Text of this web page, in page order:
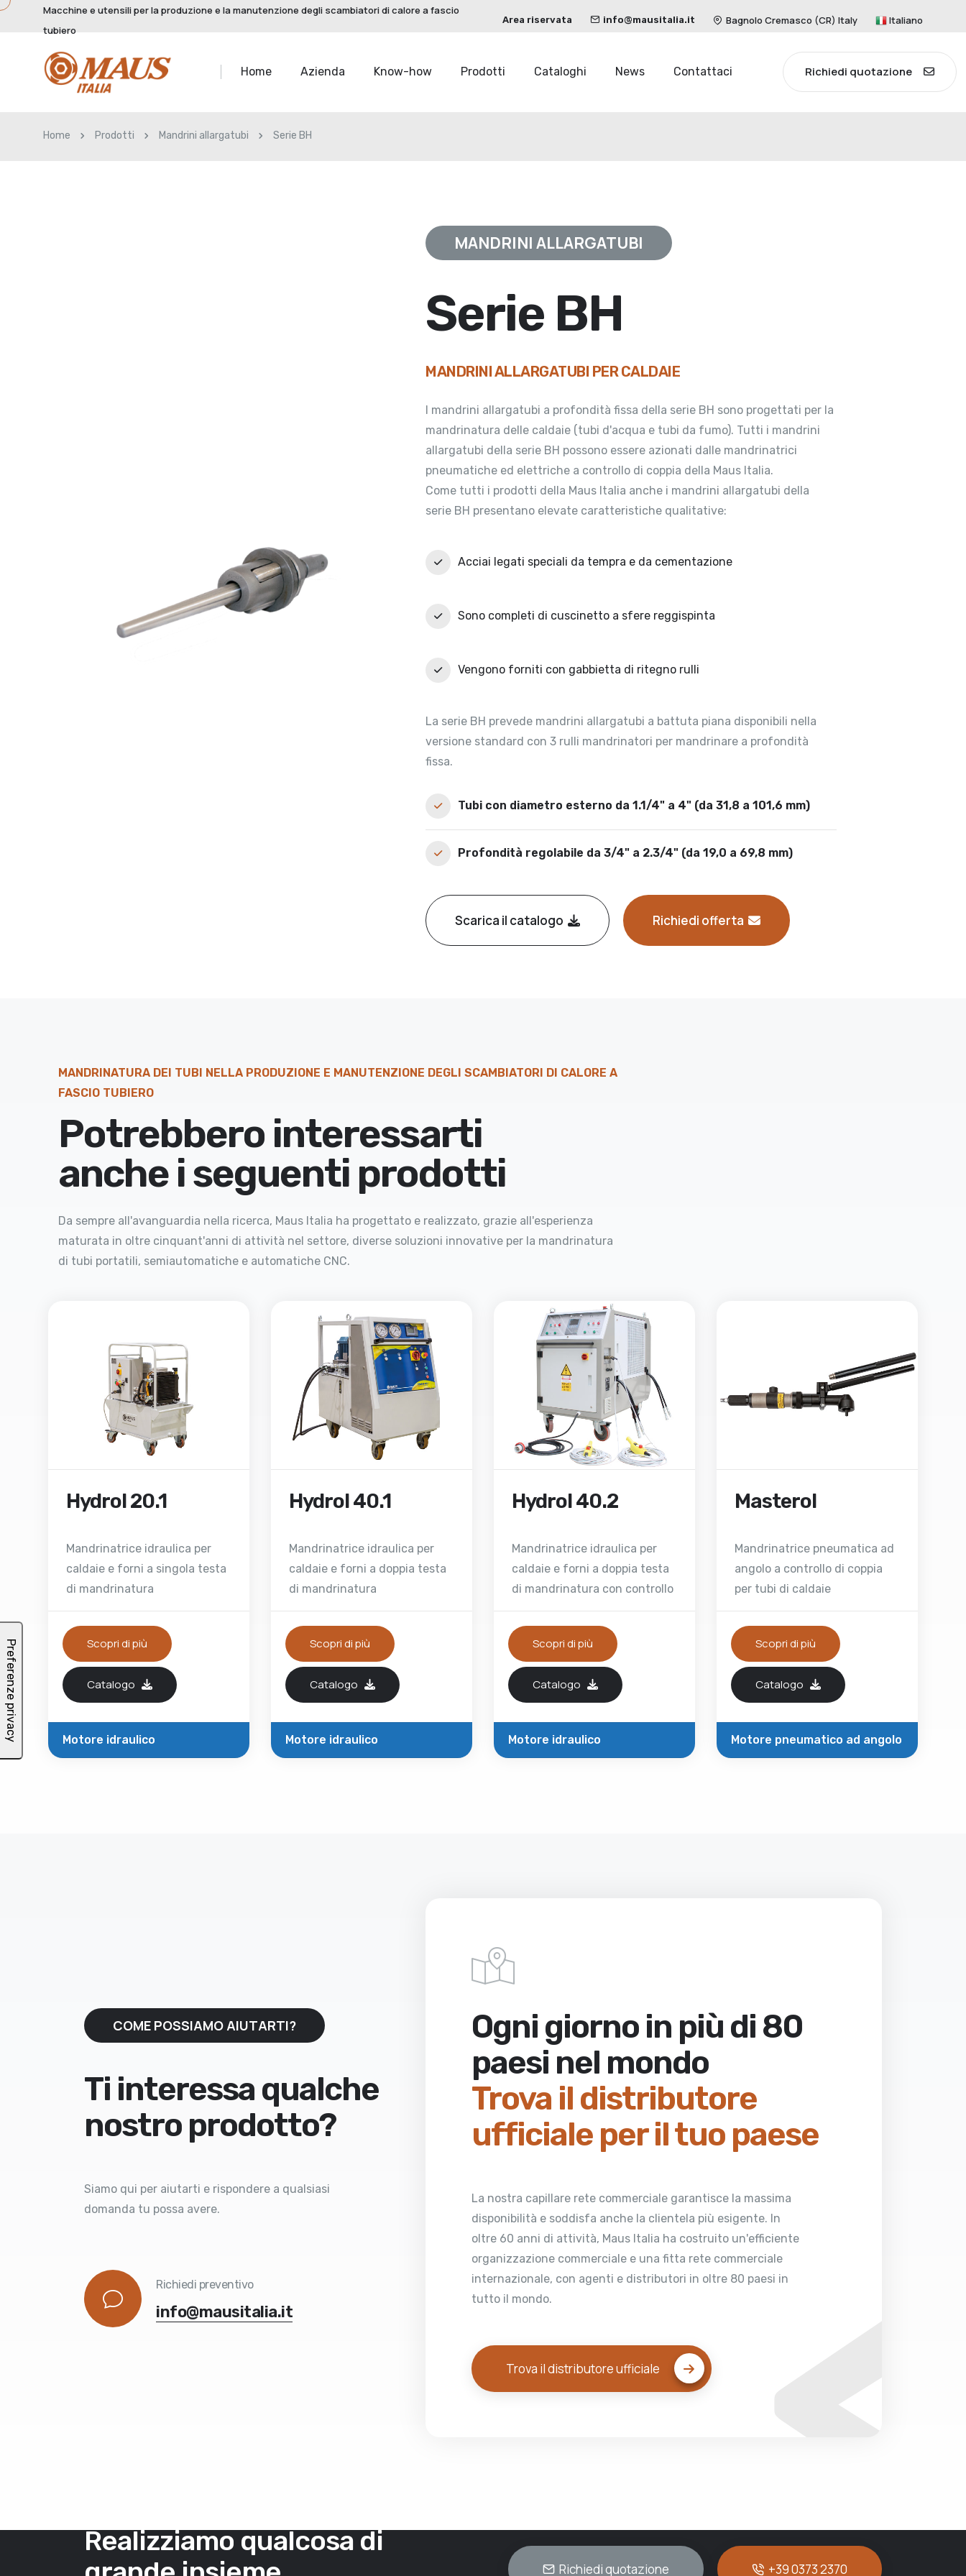
Macchine e utensili per la produzione e la manutenzione degli scambiatori di calore a fascio
tubiero
Area riservata info@mausitalia.it Bagnolo Cremasco (CR) Italy Italiano
Home Azienda Know-how Prodotti Cataloghi News Contattaci Richiedi quotazione
Home Prodotti Mandrini allargatubi Serie BH
MANDRINI ALLARGATUBI
Serie BH
MANDRINI ALLARGATUBI PER CALDAIE
I mandrini allargatubi a profondità fissa della serie BH sono progettati per la
mandrinatura delle caldaie (tubi d'acqua e tubi da fumo). Tutti i mandrini
allargatubi della serie BH possono essere azionati dalle mandrinatrici
pneumatiche ed elettriche a controllo di coppia della Maus Italia.
Come tutti i prodotti della Maus Italia anche i mandrini allargatubi della
serie BH presentano elevate caratteristiche qualitative:
Acciai legati speciali da tempra e da cementazione
Sono completi di cuscinetto a sfere reggispinta
Vengono forniti con gabbietta di ritegno rulli
La serie BH prevede mandrini allargatubi a battuta piana disponibili nella
versione standard con 3 rulli mandrinatori per mandrinare a profondità
fissa.
Tubi con diametro esterno da 1.1/4" a 4" (da 31,8 a 101,6 mm)
Profondità regolabile da 3/4" a 2.3/4" (da 19,0 a 69,8 mm)
Scarica il catalogo Richiedi offerta
MANDRINATURA DEI TUBI NELLA PRODUZIONE E MANUTENZIONE DEGLI SCAMBIATORI DI CALORE A
FASCIO TUBIERO
Potrebbero interessarti
anche i seguenti prodotti
Da sempre all'avanguardia nella ricerca, Maus Italia ha progettato e realizzato, grazie all'esperienza
maturata in oltre cinquant'anni di attività nel settore, diverse soluzioni innovative per la mandrinatura
di tubi portatili, semiautomatiche e automatiche CNC.
Hydrol 20.1
Mandrinatrice idraulica per
caldaie e forni a singola testa
di mandrinatura
Scopri di più
Catalogo
Motore idraulico
Hydrol 40.1
Mandrinatrice idraulica per
caldaie e forni a doppia testa
di mandrinatura
Scopri di più
Catalogo
Motore idraulico
Hydrol 40.2
Mandrinatrice idraulica per
caldaie e forni a doppia testa
di mandrinatura con controllo
continuo programmato
Scopri di più
Catalogo
Motore idraulico
Masterol
Mandrinatrice pneumatica ad
angolo a controllo di coppia
per tubi di caldaie
Scopri di più
Catalogo
Motore pneumatico ad angolo
COME POSSIAMO AIUTARTI?
Ti interessa qualche
nostro prodotto?
Siamo qui per aiutarti e rispondere a qualsiasi
domanda tu possa avere.
Richiedi preventivo
info@mausitalia.it
Ogni giorno in più di 80
paesi nel mondo
Trova il distributore
ufficiale per il tuo paese
La nostra capillare rete commerciale garantisce la massima
disponibilità e soddisfa anche la clientela più esigente. In
oltre 60 anni di attività, Maus Italia ha costruito un'efficiente
organizzazione commerciale e una fitta rete commerciale
internazionale, con agenti e distributori in oltre 80 paesi in
tutto il mondo.
Trova il distributore ufficiale
Realizziamo qualcosa di
Richiedi quotazione +39 0373 2370